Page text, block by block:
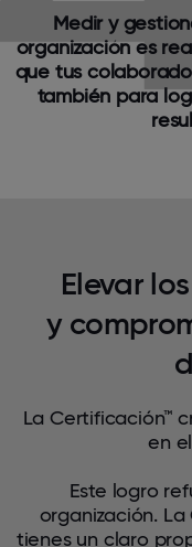
Medir y
organización es
que tus
también para
Elevar
y
La Certificación™
en
Este logro
organización.
tienes un claro